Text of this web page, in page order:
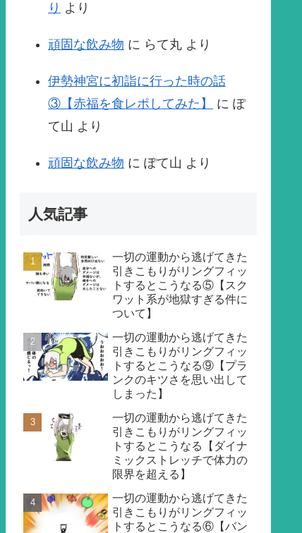
り より
頑固な飲み物 に らて丸 より
伊勢神宮に初詣に行った時の話
③【赤福を食レポしてみた】
に ぽ
て山 より
頑固な飲み物 に ぽて山 より
人気記事
一切の運動から逃げてきた
引きこもりがリングフィッ
トするとこうなる⑤【スク
ワット系が地獄すぎる件に
ついて】
一切の運動から逃げてきた
引きこもりがリングフィッ
トするとこうなる⑨【プラ
ンクのキツさを思い出して
しまった】
一切の運動から逃げてきた
引きこもりがリングフィッ
トするとこうなる【ダイナ
ミックストレッチで体力の
限界を超える】
一切の運動から逃げてきた
引きこもりがリングフィッ
トするとこうなる⑥【バン